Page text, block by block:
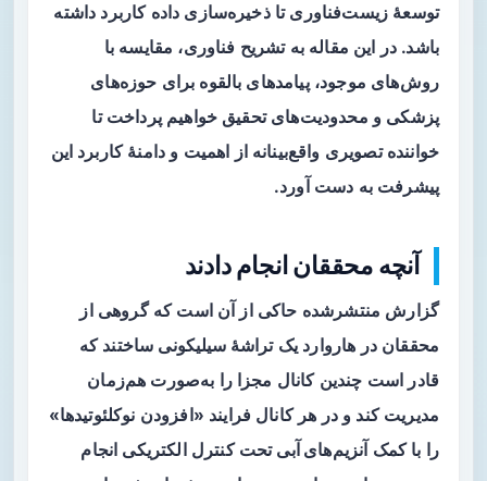
توسعهٔ زیست‌فناوری تا ذخیره‌سازی داده کاربرد داشته
باشد. در این مقاله به تشریح فناوری، مقایسه با
روش‌های موجود، پیامدهای بالقوه برای حوزه‌های
پزشکی و محدودیت‌های تحقیق خواهیم پرداخت تا
خواننده تصویری واقع‌بینانه از اهمیت و دامنهٔ کاربرد این
پیشرفت به دست آورد.
آنچه محققان انجام دادند
گزارش منتشرشده حاکی از آن است که گروهی از
محققان در هاروارد یکتراشهٔ سیلیکونی ساختند که
قادر است چندین کانال مجزا را به‌صورت هم‌زمان
مدیریت کند و در هر کانال فرایند «افزودن نوکلئوتیدها»
را با کمک آنزیم‌های آبی تحت کنترل الکتریکی انجام